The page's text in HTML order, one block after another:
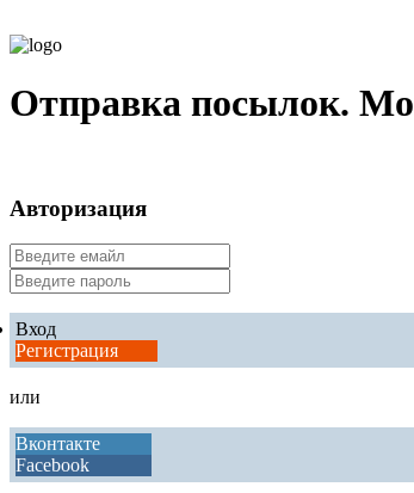
Отправка посылок.
Авторизация
Вход
Регистрация
или
Вконтакте
Facebook